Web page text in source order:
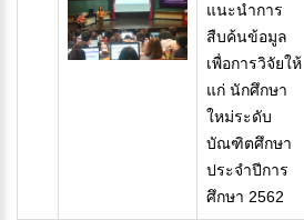
แนะนำการ
สืบค้นข้อมูล
เพื่อการวิจัยให้
แก่ นักศึกษา
ใหม่ระดับ
บัณฑิตศึกษา
ประจำปีการ
ศึกษา 2562​